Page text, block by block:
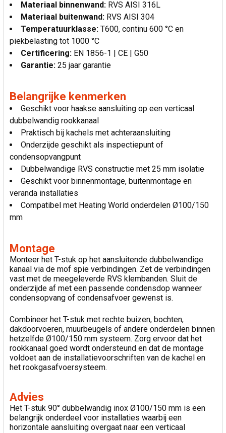
Materiaal binnenwand: RVS AISI 316L
Materiaal buitenwand: RVS AISI 304
Temperatuurklasse: T600, continu 600 °C en
piekbelasting tot 1000 °C
Certificering: EN 1856-1 | CE | G50
Garantie: 25 jaar garantie
Belangrijke kenmerken
Geschikt voor haakse aansluiting op een verticaal
dubbelwandig rookkanaal
Praktisch bij kachels met achteraansluiting
Onderzijde geschikt als inspectiepunt of
condensopvangpunt
Dubbelwandige RVS constructie met 25 mm isolatie
Geschikt voor binnenmontage, buitenmontage en
veranda installaties
Compatibel met Heating World onderdelen Ø100/150
mm
Montage
Monteer het T-stuk op het aansluitende dubbelwandige
kanaal via de mof spie verbindingen. Zet de verbindingen
vast met de meegeleverde RVS klembanden. Sluit de
onderzijde af met een passende condensdop wanneer
condensopvang of condensafvoer gewenst is.
Combineer het T-stuk met rechte buizen, bochten,
dakdoorvoeren, muurbeugels of andere onderdelen binnen
hetzelfde Ø100/150 mm systeem. Zorg ervoor dat het
rookkanaal goed wordt ondersteund en dat de montage
voldoet aan de installatievoorschriften van de kachel en
het rookgasafvoersysteem.
Advies
Het T-stuk 90° dubbelwandig inox Ø100/150 mm is een
belangrijk onderdeel voor installaties waarbij een
horizontale aansluiting overgaat naar een verticaal